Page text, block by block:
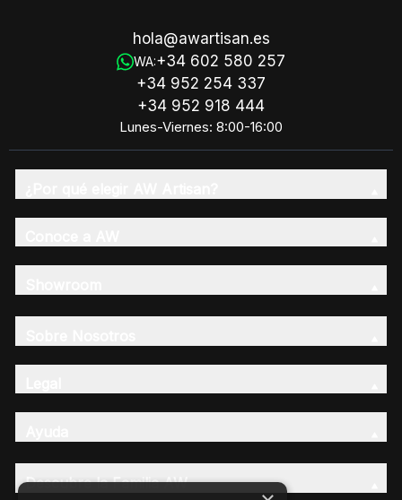
hola@awartisan.es
WA:+34 602 580 257
+34 952 254 337
+34 952 918 444
Lunes-Viernes: 8:00-16:00
Descubre la Familia AW